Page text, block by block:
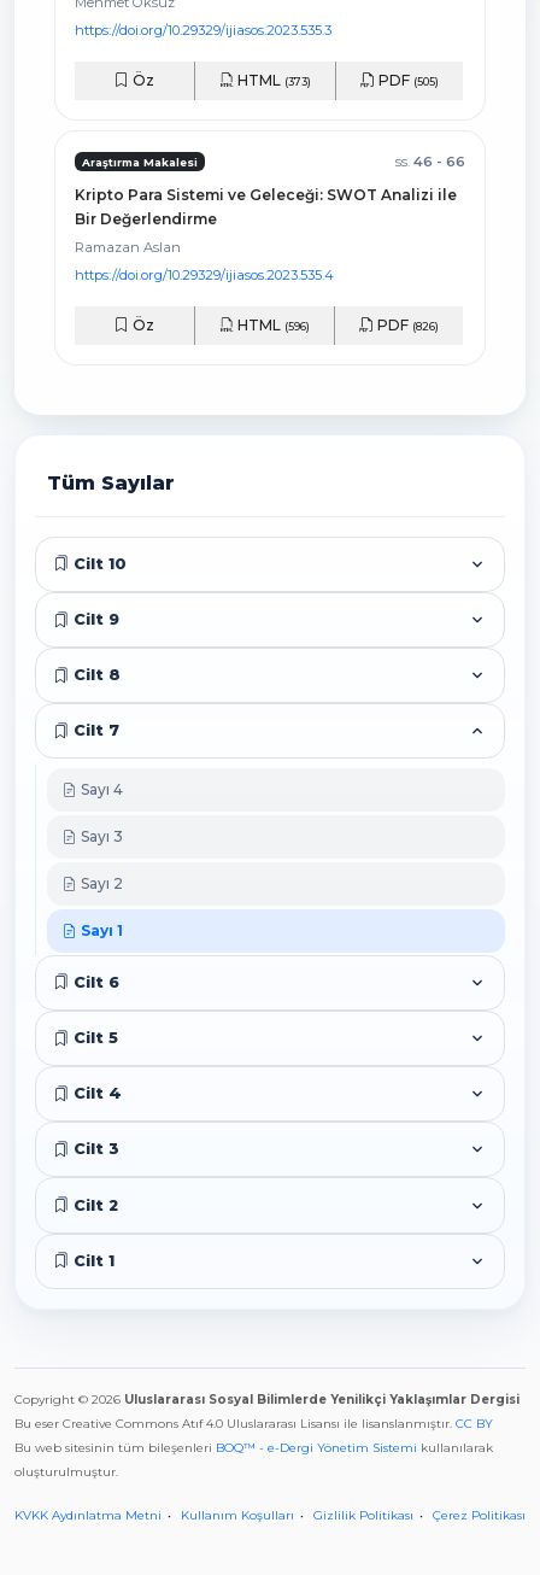
https://doi.org/10.29329/ijiasos.2023.535.3
Öz HTML (373) PDF (505)
Araştırma Makalesi ss. 46 - 66
Kripto Para Sistemi ve Geleceği: SWOT Analizi ile
Bir Değerlendirme
Ramazan Aslan
https://doi.org/10.29329/ijiasos.2023.535.4
Öz HTML (596) PDF (826)
Tüm Sayılar
Cilt 10
Cilt 9
Cilt 8
Cilt 7
Sayı 4
Sayı 3
Sayı 2
Sayı 1
Cilt 6
Cilt 5
Cilt 4
Cilt 3
Cilt 2
Cilt 1
Copyright © 2026 Uluslararası Sosyal Bilimlerde Yenilikçi Yaklaşımlar Dergisi
Bu eser Creative Commons Atıf 4.0 Uluslararası Lisansı ile lisanslanmıştır. CC BY
Bu web sitesinin tüm bileşenleri BOQ™ - e-Dergi Yönetim Sistemi kullanılarak
oluşturulmuştur.
KVKK Aydınlatma Metni Kullanım Koşulları Gizlilik Politikası Çerez Politikası